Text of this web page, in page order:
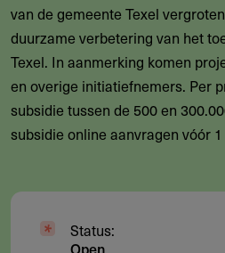
van de gemeente Texel
duurzame verbetering van het
Texel. In aanmerking komen
en overige initiatiefnemers. Per
subsidie tussen de 500 en
subsidie online aanvragen vóór
Status:
Open